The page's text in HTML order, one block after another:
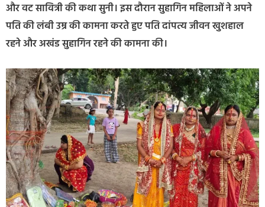
और वट सावित्री की कथा सुनी। इस दौरान सुहागिन महिलाओं ने अपने
पति की लंबी उम्र की कामना करते हुए पति दांपत्य जीवन खुशहाल
रहने और अखंड सुहागिन रहने की कामना की।